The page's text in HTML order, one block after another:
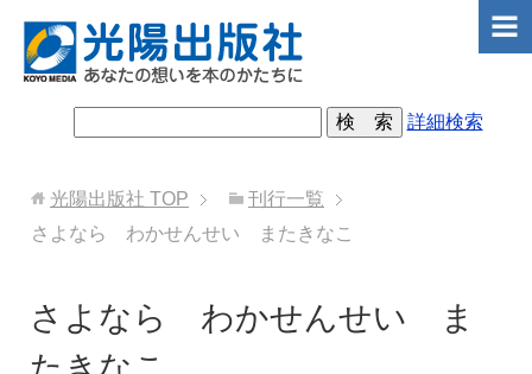
詳細検索
光陽出版社 TOP
刊行一覧
さよなら わかせんせい またきなこ
さよなら わかせんせい ま